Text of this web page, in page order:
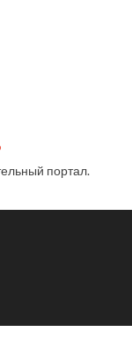
портал.